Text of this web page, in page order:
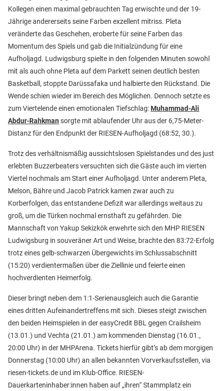
Kollegen einen maximal gebrauchten Tag erwischte und der 19-
Jährige andererseits seine Farben exzellent mitriss. Pleta
veränderte das Geschehen, eroberte für seine Farben das
Momentum des Spiels und gab die Initialzündung für eine
Aufholjagd. Ludwigsburg spielte in den folgenden Minuten sowohl
mit als auch ohne Pleta auf dem Parkett seinen deutlich besten
Basketball, stoppte Darüssafaka und halbierte den Rückstand. Die
Wende schien wieder im Bereich des Möglichen. Dennoch setzte es
zum Viertelende einen emotionalen Tiefschlag: Muhammad-Ali
Abdur-Rahkman sorgte mit ablaufender Uhr aus der 6,75-Meter-
Distanz für den Endpunkt der RIESEN-Aufholjagd (68:52, 30.).
Trotz des verhältnismäßig aussichtslosen Spielstandes und des just
erlebten Buzzerbeaters versuchten sich die Gäste auch im vierten
Viertel nochmals am Start einer Aufholjagd. Unter anderem Pleta,
Melson, Bähre und Jacob Patrick kamen zwar auch zu
Korberfolgen, das entstandene Defizit war allerdings weitaus zu
groß, um die Türken nochmal ernsthaft zu gefährden. Die
Mannschaft von Yakup Sekizkök erwehrte sich den MHP RIESEN
Ludwigsburg in souveräner Art und Weise, brachte den 83:72-Erfolg
trotz eines gelb-schwarzen Übergewichts im Schlussabschnitt
(15:20) verdientermaßen über die Ziellinie und feierte einen
hochverdienten Heimerfolg.
Dieser bringt neben dem 1:1-Serienausgleich auch die Garantie
eines dritten Aufeinandertreffens mit sich. Dieses steigt zwischen
den beiden Heimspielen in der easyCredit BBL gegen Crailsheim
(13.01.) und Vechta (21.01.) am kommenden Dienstag (16.01.,
20:00 Uhr) in der MHPArena. Tickets hierfür gibt’s ab dem morgigen
Donnerstag (10:00 Uhr) an allen bekannten Vorverkaufsstellen, via
riesen-tickets.de und im Klub-Office. RIESEN-
Dauerkarteninhaber:innen haben auf „ihren“ Stammplatz ein